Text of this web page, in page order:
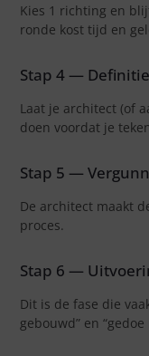
Kies 1 richting en
ronde kost tijd en
Stap 4 —
Laat je architect (of
doen voordat je
Stap 5 —
De architect maakt
proces.
Stap 6 —
Dit is de fase die
gebouwd” en